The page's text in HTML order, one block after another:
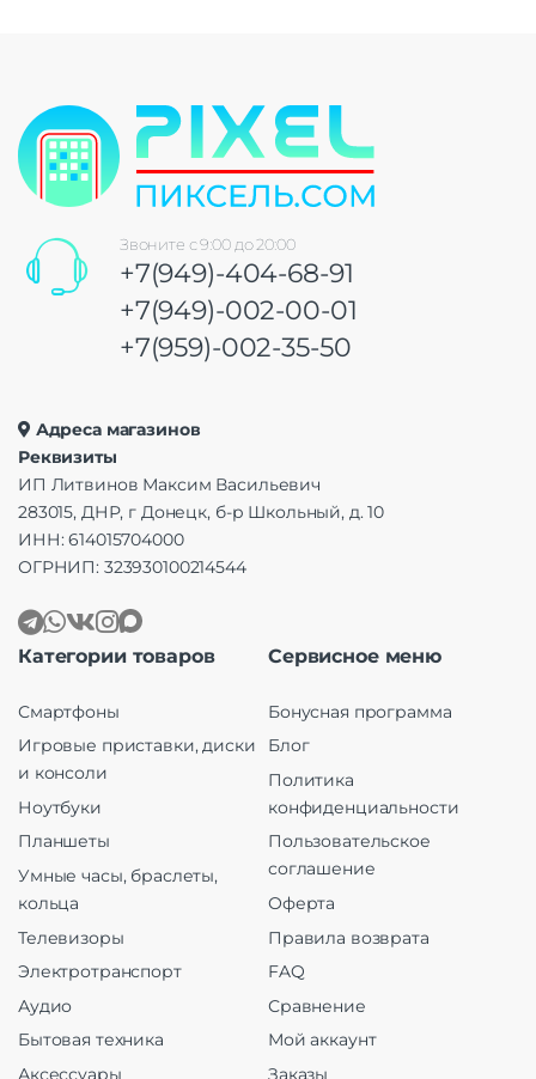
Звоните с 9:00 до 20:00
+7(949)-404-68-91
+7(949)-002-00-01
+7(959)-002-35-50
Адреса магазинов
Реквизиты
ИП Литвинов Максим Васильевич
283015, ДНР, г Донецк, б-р Школьный, д. 10
ИНН: 614015704000
ОГРНИП: 323930100214544
Категории товаров
Смартфоны
Игровые приставки, диски
и консоли
Ноутбуки
Планшеты
Умные часы, браслеты,
кольца
Телевизоры
Электротранспорт
Аудио
Бытовая техника
Аксессуары
Сервисное меню
Бонусная программа
Блог
Политика
конфиденциальности
Пользовательское
соглашение
Оферта
Правила возврата
FAQ
Сравнение
Мой аккаунт
Заказы